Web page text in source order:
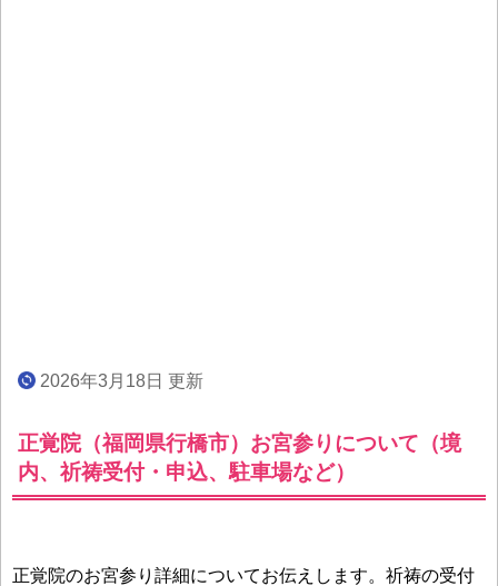
2026年3月18日 更新
正覚院（福岡県行橋市）お宮参りについて（境
内、祈祷受付・申込、駐車場など）
正覚院のお宮参り詳細についてお伝えします。祈祷の受付